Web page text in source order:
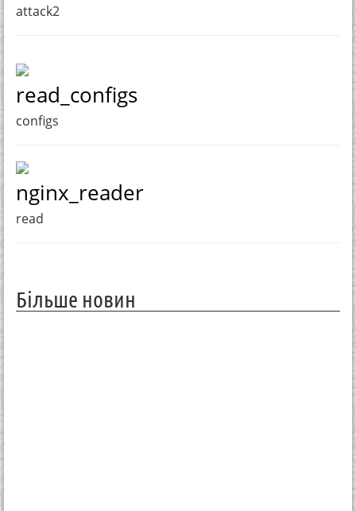
attack2
read_configs
configs
nginx_reader
read
Більше новин